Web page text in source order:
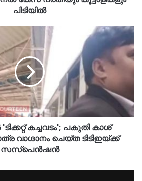
പിടിയിൽ
കച്ചവടം'; പകുതി കാശ്
വാഗ്ദാനം ചെയ്ത ടിടിഇയ്ക്ക്
സസ്പെൻഷൻ